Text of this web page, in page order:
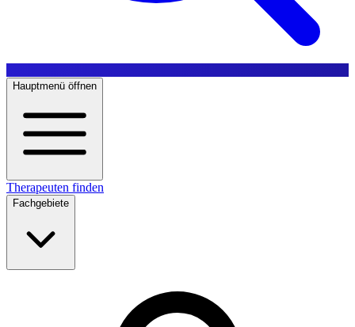
Hauptmenü öffnen
Therapeuten finden
Fachgebiete